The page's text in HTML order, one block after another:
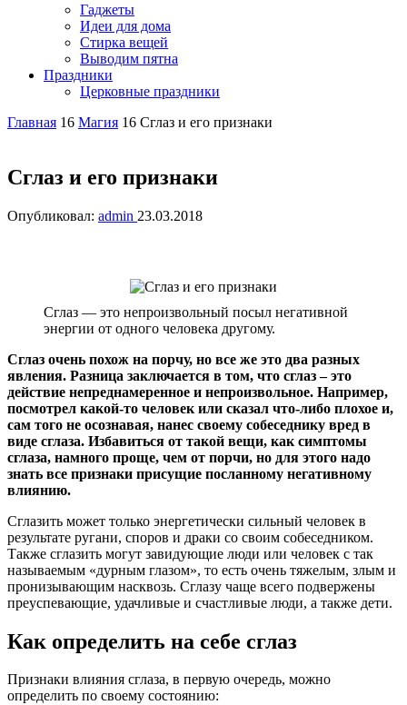
Гаджеты
Идеи для дома
Стирка вещей
Выводим пятна
Праздники
Церковные праздники
Главная 16 Магия 16 Сглаз и его признаки
Сглаз и его признаки
Опубликовал: admin 23.03.2018
Сглаз — это непроизвольный посыл негативной
энергии от одного человека другому.
Сглаз очень похож на порчу, но все же это два разных
явления. Разница заключается в том, что сглаз – это
действие непреднамеренное и непроизвольное. Например,
посмотрел какой-то человек или сказал что-либо плохое и,
сам того не осознавая, нанес своему собеседнику вред в
виде сглаза. Избавиться от такой вещи, как симптомы
сглаза, намного проще, чем от порчи, но для этого надо
знать все признаки присущие посланному негативному
влиянию.
Сглазить может только энергетически сильный человек в
результате ругани, споров и драки со своим собеседником.
Также сглазить могут завидующие люди или человек с так
называемым «дурным глазом», то есть очень тяжелым, злым и
пронизывающим насквозь. Сглазу чаще всего подвержены
преуспевающие, удачливые и счастливые люди, а также дети.
Как определить на себе сглаз
Признаки влияния сглаза, в первую очередь, можно
определить по своему состоянию: